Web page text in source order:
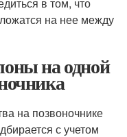
в том, что
на нее между
на одной
на позвоночнике
с учетом